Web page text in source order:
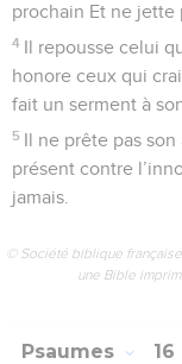
prochain Et ne jette
4 Il repousse celui
honore ceux qui
fait un serment à
5 Il ne prête pas
présent contre
jamais.
© Société biblique
une Bible
Psaumes 16